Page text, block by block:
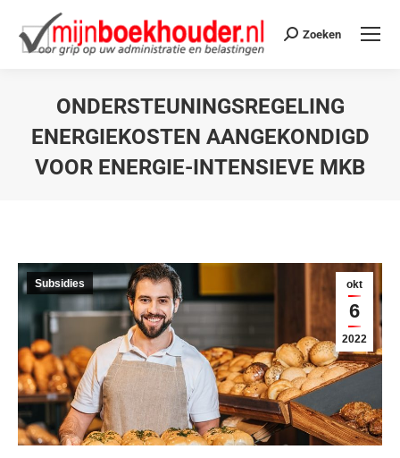
Zoeken
ONDERSTEUNINGSREGELING
ENERGIEKOSTEN AANGEKONDIGD
VOOR ENERGIE-INTENSIEVE MKB
okt
6
2022
Subsidies